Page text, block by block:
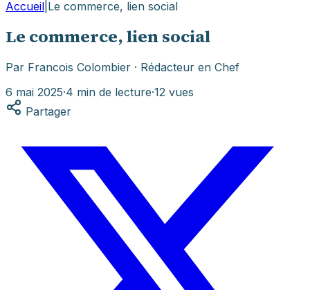
Accueil Le commerce, lien social
Le commerce, lien social
Par Francois Colombier · Rédacteur en Chef
6 mai 2025·4 min de lecture·12 vues
Partager